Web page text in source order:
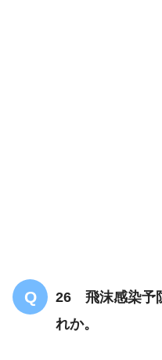
26 飛沫感染予
れか。